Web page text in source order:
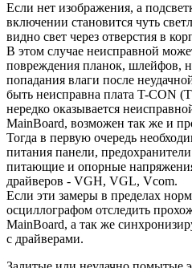
Если нет изображения, а
включении становится чуть
видно свет через отверстия в
В этом случае неисправной
повреждения планок, шлейфов,
попадания влаги после
быть неисправна плата T-CON
нередко оказывается
MainBoard, возможен так же и
Тогда в первую очередь
питания панели,
питающие и опорные
драйверов - VGH, VGL, Vcom.
Если эти замеры в пределах
осциллографом отследить
MainBoard, а так же
с драйверами.